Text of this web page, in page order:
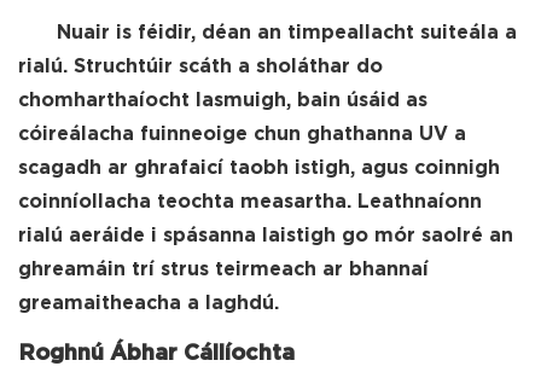
Nuair is féidir, déan an timpeallacht suiteála a
rialú. Struchtúir scáth a sholáthar do
chomharthaíocht lasmuigh, bain úsáid as
cóireálacha fuinneoige chun ghathanna UV a
scagadh ar ghrafaicí taobh istigh, agus coinnigh
coinníollacha teochta measartha. Leathnaíonn
rialú aeráide i spásanna laistigh go mór saolré an
ghreamáin trí strus teirmeach ar bhannaí
greamaitheacha a laghdú.
Roghnú Ábhar Cáilíochta